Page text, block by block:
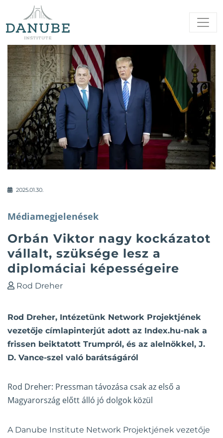
2025.01.30.
Médiamegjelenések
Orbán Viktor nagy kockázatot
vállalt, szüksége lesz a
diplomáciai képességeire
Rod Dreher
Rod Dreher, Intézetünk Network Projektjének
vezetője címlapinterjút adott az Index.hu-nak a
frissen beiktatott Trumpról, és az alelnökkel, J.
D. Vance-szel való barátságáról
Rod Dreher: Pressman távozása csak az első a
Magyarország előtt álló jó dolgok közül
A Danube Institute Network Projektjének vezetője